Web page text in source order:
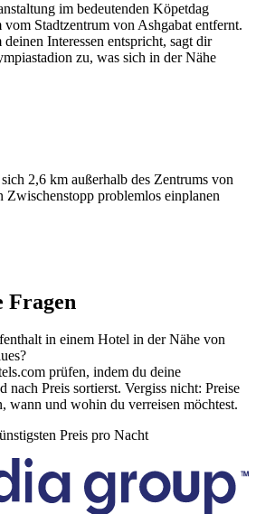
im bedeutenden Köpetdag
vom Stadtzentrum von Ashgabat entfernt.
Interessen entspricht, sagt dir
zu, was sich in der Nähe
2,6 km außerhalb des Zentrums von
Zwischenstopp problemlos einplanen
Fragen
in einem Hotel in der Nähe von
prüfen, indem du deine
nach Preis sortierst. Vergiss nicht: Preise
wann und wohin du verreisen möchtest.
Preis pro Nacht